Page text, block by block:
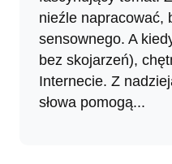
nieźle napracować,
sensownego. A
bez skojarzeń),
Internecie. Z
słowa pomogą...